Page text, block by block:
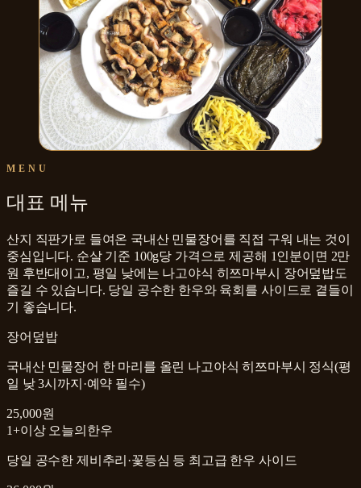
MENU
대표 메뉴
산지 직판가로 들여온 국내산 민물장어를 직접 구워 내는 것이
중심입니다. 순살 기준 100g당 가격으로 제공해 1인분이면 2만
원 후반대이고, 평일 낮에는 나고야식 히쯔마부시 장어덮밥도
즐길 수 있습니다. 당일 공수한 한우와 육회를 사이드로 곁들이
기 좋습니다.
장어덮밥
국내산 민물장어 한 마리를 올린 나고야식 히쯔마부시 정식(평
일 낮 3시까지·예약 필수)
25,000원
1+이상 오늘의한우
당일 공수한 제비추리·꽃등심 등 최고급 한우 사이드